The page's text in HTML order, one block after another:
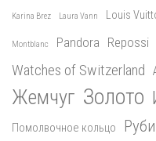
Karina Brez Laura Vann Louis
Montblanc Pandora Repossi
Watches of Switzerland
Жемчуг Золото
Помолвочное кольцо